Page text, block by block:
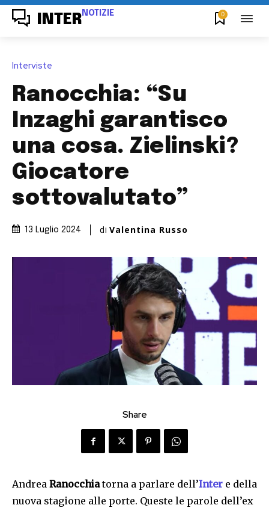
INTER NOTIZIE 0
Interviste
Ranocchia: “Su
Inzaghi garantisco
una cosa. Zielinski?
Giocatore
sottovalutato”
13 Luglio 2024 di Valentina Russo
Share
Andrea Ranocchiatorna a parlare dell’Inter e della
nuova stagione alle porte. Queste le parole dell’ex